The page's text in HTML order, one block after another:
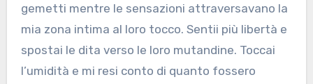
gemetti mentre le sensazioni attraversavano la
mia zona intima al loro tocco. Sentii più libertà e
spostai le dita verso le loro mutandine. Toccai
l’umidità e mi resi conto di quanto fossero